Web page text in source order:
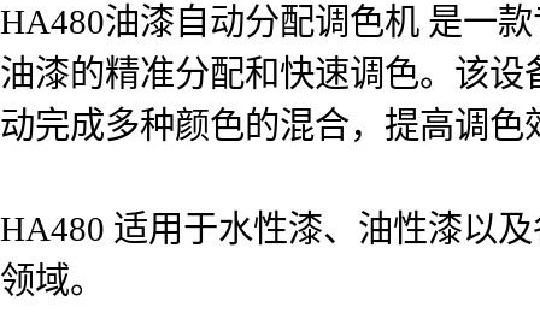
HA480油漆自动分配调色机 是一
油漆的精准分配和快速调色。该
动完成多种颜色的混合，提高调
HA480 适用于水性漆、油性漆以
领域。